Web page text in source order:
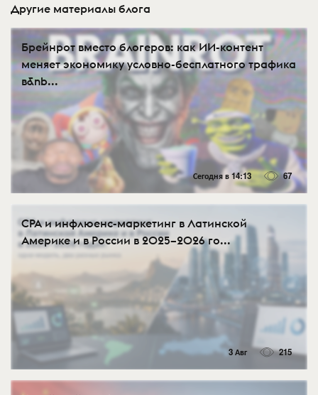
Другие материалы блога
Брейнрот вместо блогеров: как ИИ-контент
меняет экономику условно-бесплатного трафика
в&nb...
Сегодня в 14:13 67
CPA и инфлюенс-маркетинг в Латинской
Америке и в России в 2025–2026 го...
3 Авг 215